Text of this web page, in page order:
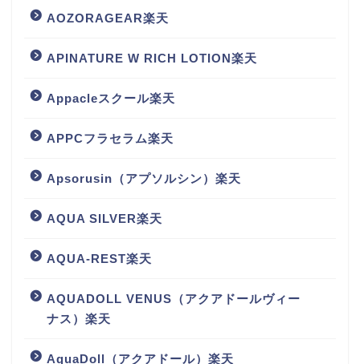
AOZORAGEAR楽天
APINATURE W RICH LOTION楽天
Appacleスクール楽天
APPCフラセラム楽天
Apsorusin（アプソルシン）楽天
AQUA SILVER楽天
AQUA-REST楽天
AQUADOLL VENUS（アクアドールヴィー
ナス）楽天
AquaDoll（アクアドール）楽天